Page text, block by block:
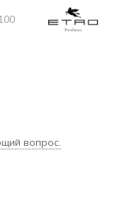
вопрос.